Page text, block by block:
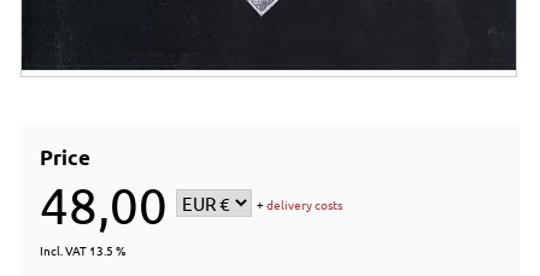
Price
48,00 +delivery costs
Incl. VAT 13.5 %